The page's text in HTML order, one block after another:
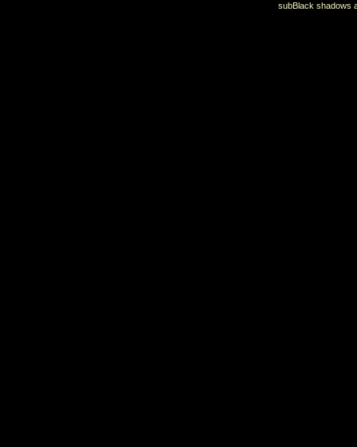
subBlack shadows